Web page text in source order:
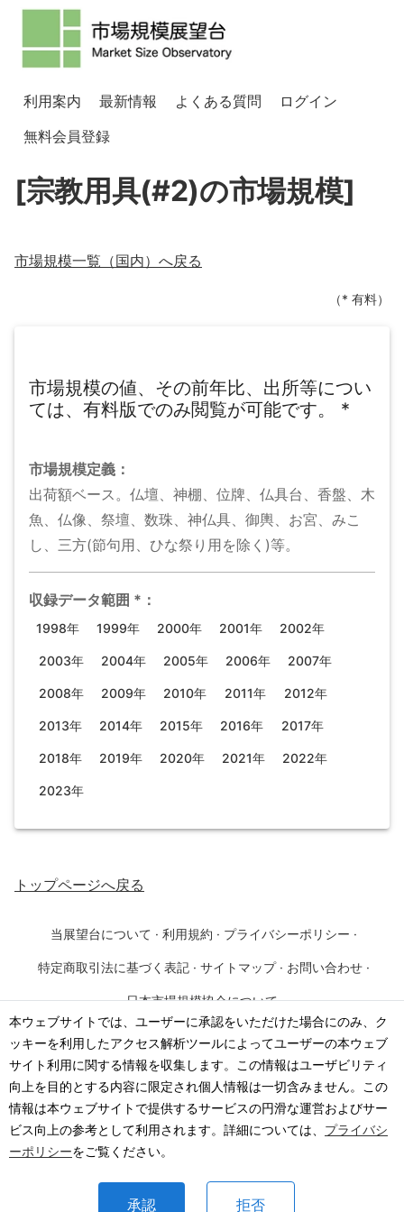
本ウェブサイトでは、ユーザーに承認をいただけた場合にのみ、ク
ッキーを利用したアクセス解析ツールによってユーザーの本ウェブ
サイト利用に関する情報を収集します。この情報はユーザビリティ
向上を目的とする内容に限定され個人情報は一切含みません。この
情報は本ウェブサイトで提供するサービスの円滑な運営およびサー
ビス向上の参考として利用されます。詳細については、 プライバシ
ーポリシーをご覧ください。
承認 拒否
利用案内 最新情報 よくある質問
ログイン
無料会員登録
[宗教用具(#2)の市場規模]
市場規模一覧（国内）へ戻る
（* 有料）
市場規模の値、その前年比、出所等につい
ては、有料版でのみ閲覧が可能です。
*
市場規模定義：
出荷額ベース。仏壇、神棚、位牌、仏具台、香盤、木
魚、仏像、祭壇、数珠、神仏具、御輿、お宮、みこ
し、三方(節句用、ひな祭り用を除く)等。
収録データ範囲 * ：
1998年 1999年 2000年 2001年 2002年
2003年 2004年 2005年 2006年 2007年
2008年 2009年 2010年 2011年 2012年
2013年 2014年 2015年 2016年 2017年
2018年 2019年 2020年 2021年 2022年
2023年
トップページへ戻る
当展望台について · 利用規約 · プライバシーポリシー ·
特定商取引法に基づく表記 · サイトマップ · お問い合わせ ·
日本市場規模協会について
©2026· 一般社団法人 日本市場規模協会